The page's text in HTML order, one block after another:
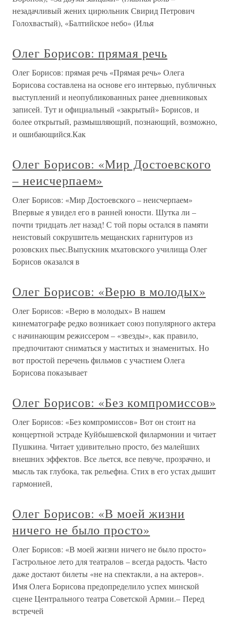
незадачливый жених цирюльник Свирид Петрович
Голохвастый), «Балтийское небо» (Илья
Олег Борисов: прямая речь
Олег Борисов: прямая речь «Прямая речь» Олега
Борисова составлена на основе его интервью, публичных
выступлений и неопубликованных ранее дневниковых
записей. Тут и официальный «закрытый» Борисов, и
более открытый, размышляющий, познающий, возможно,
и ошибающийся.Как
Олег Борисов: «Мир Достоевского
– неисчерпаем»
Олег Борисов: «Мир Достоевского – неисчерпаем»
Впервые я увидел его в ранней юности. Шутка ли –
почти тридцать лет назад! С той поры остался в памяти
неистовый сокрушитель мещанских гарнитуров из
розовских пьес.Выпускник мхатовского училища Олег
Борисов оказался в
Олег Борисов: «Верю в молодых»
Олег Борисов: «Верю в молодых» В нашем
кинематографе редко возникает союз популярного актера
с начинающим режиссером – «звезды», как правило,
предпочитают сниматься у маститых и знаменитых. Но
вот простой перечень фильмов с участием Олега
Борисова показывает
Олег Борисов: «Без компромиссов»
Олег Борисов: «Без компромиссов» Вот он стоит на
концертной эстраде Куйбышевской филармонии и читает
Пушкина. Читает удивительно просто, без малейших
внешних эффектов. Все льется, все певуче, прозрачно, и
мысль так глубока, так рельефна. Стих в его устах дышит
гармонией,
Олег Борисов: «В моей жизни
ничего не было просто»
Олег Борисов: «В моей жизни ничего не было просто»
Гастрольное лето для театралов – всегда радость. Часто
даже достают билеты «не на спектакли, а на актеров».
Имя Олега Борисова предопределило успех минской
сцене Центрального театра Советской Армии.– Перед
встречей